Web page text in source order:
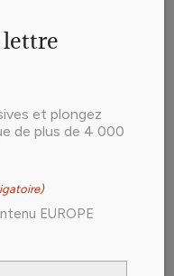
lettre
et plongez
de plus de 4 000
EUROPE